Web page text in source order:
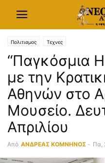
Πολιτισμος Τεχνες
“Παγκόσμια
με την
Αθηνών στο
Μουσείο.
Απριλίου
Από ΑΝΔΡΕΑΣ ΚΟΜΝΗΝΟΣ - Πα,